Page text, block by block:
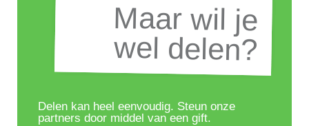
Maar wil je
wel delen?
Maar wil je
wel delen?
Delen kan heel eenvoudig. Steun onze
partners door middel van een gift.